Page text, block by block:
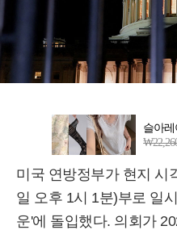
미국 연방정부가 현지 시
일 오후 1시 1분)부로 일
운'에 돌입했다. 의회가